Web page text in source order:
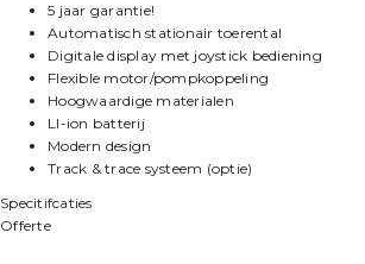
5 jaar garantie!
Automatisch stationair toerental
Digitale display met joystick bediening
Flexible motor/pompkoppeling
Hoogwaardige materialen
LI-ion batterij
Modern design
Track & trace systeem (optie)
Specitifcaties
Offerte